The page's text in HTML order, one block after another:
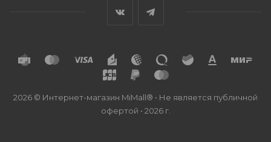
2026 © Интернет-магазин MiMall® • Не является публичной
офертой • 2026 г.